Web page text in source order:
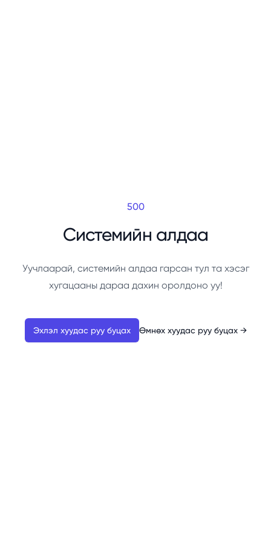
500
Системийн алдаа
Уучлаарай, системийн алдаа гарсан тул та хэсэг
хугацааны дараа дахин оролдоно уу!
Эхлэл хуудас руу буцах Өмнөх хуудас руу буцах →